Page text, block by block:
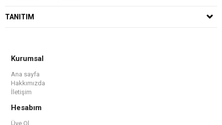
TANITIM
Kurumsal
Ana sayfa
Hakkımızda
İletişim
Hesabım
Üye Ol